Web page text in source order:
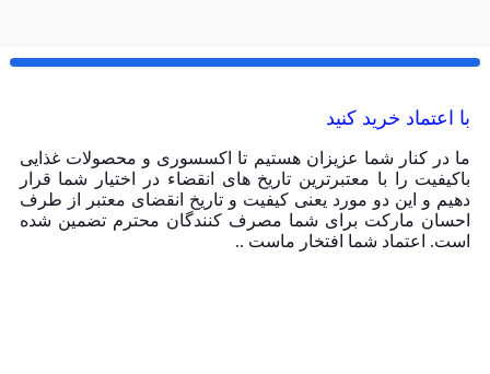
با اعتماد خرید کنید
ما در کنار شما عزیزان هستیم تا اکسسوری و محصولات غذایی
باکیفیت را با معتبرترین تاریخ های انقضاء در اختیار شما قرار
دهیم و این دو مورد یعنی کیفیت و تاریخ انقضای معتبر از طرف
احسان مارکت برای شما مصرف کنندگان محترم تضمین شده
است. اعتماد شما افتخار ماست ..